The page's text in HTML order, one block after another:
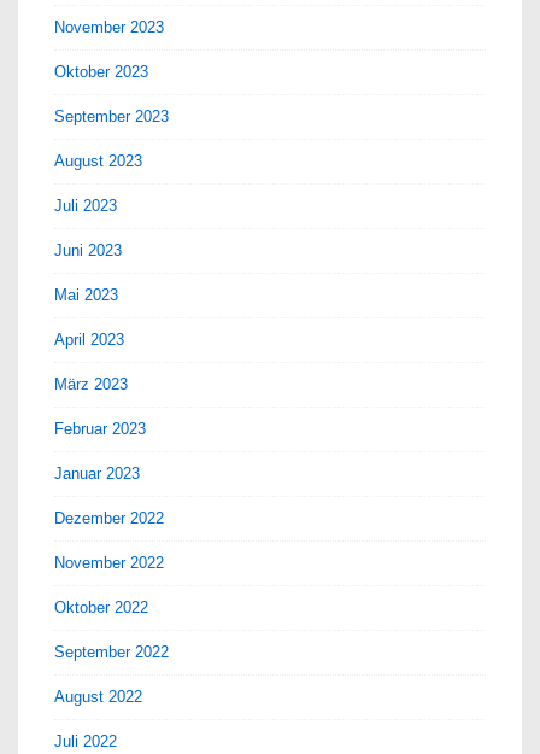
November 2023
Oktober 2023
September 2023
August 2023
Juli 2023
Juni 2023
Mai 2023
April 2023
März 2023
Februar 2023
Januar 2023
Dezember 2022
November 2022
Oktober 2022
September 2022
August 2022
Juli 2022